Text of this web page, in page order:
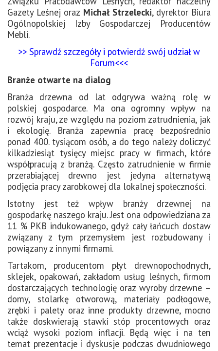
Gazety Leśnej oraz Michał Strzelecki, dyrektor Biura
Ogólnopolskiej Izby Gospodarczej Producentów
Mebli.
>> Sprawdź szczegóły i potwierdź swój udział w
Forum<<<
Branże otwarte na dialog
Branża drzewna od lat odgrywa ważną rolę w
polskiej gospodarce. Ma ona ogromny wpływ na
rozwój kraju, ze względu na poziom zatrudnienia, jak
i ekologię. Branża zapewnia pracę bezpośrednio
ponad 400. tysiącom osób, a do tego należy doliczyć
kilkadziesiąt tysięcy miejsc pracy w firmach, które
współpracują z branżą. Często zatrudnienie w firmie
przerabiającej drewno jest jedyna alternatywą
podjęcia pracy zarobkowej dla lokalnej społeczności.
Istotny jest też wpływ branży drzewnej na
gospodarkę naszego kraju. Jest ona odpowiedziana za
11 % PKB indukowanego, gdyż cały łańcuch dostaw
związany z tym przemysłem jest rozbudowany i
powiązany z innymi firmami.
Tartakom, producentom płyt drewnopochodnych,
sklejek, opakowań, zakładom usług leśnych, firmom
dostarczających technologię oraz wyroby drzewne –
domy, stolarkę otworową, materiały podłogowe,
zrębki i palety oraz inne produkty drzewne, mocno
także doskwierają stawki stóp procentowych oraz
wciąż wysoki poziom inflacji. Będą więc i na ten
temat prezentacje i dyskusje podczas dwudniowego